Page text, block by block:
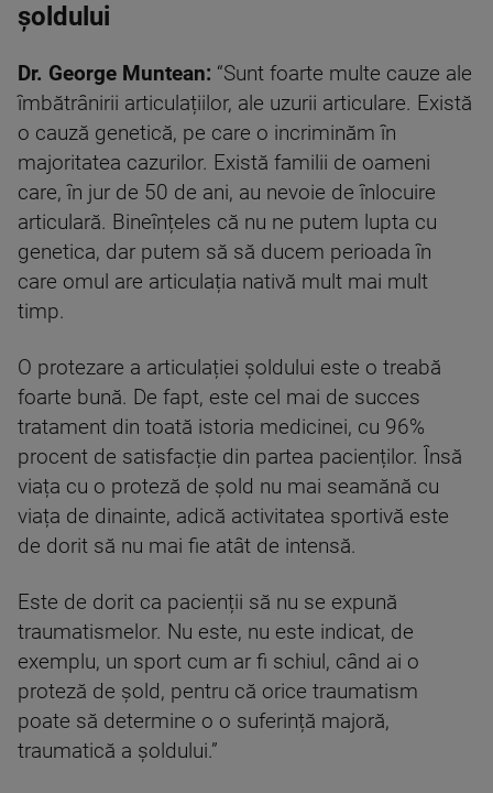
șoldului
Dr. George Muntean: “Sunt foarte multe cauze ale
îmbătrânirii articulațiilor, ale uzurii articulare. Există
o cauză genetică, pe care o incriminăm în
majoritatea cazurilor. Există familii de oameni
care, în jur de 50 de ani, au nevoie de înlocuire
articulară. Bineînțeles că nu ne putem lupta cu
genetica, dar putem să să ducem perioada în
care omul are articulația nativă mult mai mult
timp.
O protezare a articulației șoldului este o treabă
foarte bună. De fapt, este cel mai de succes
tratament din toată istoria medicinei, cu 96%
procent de satisfacție din partea pacienților. Însă
viața cu o proteză de șold nu mai seamănă cu
viața de dinainte, adică activitatea sportivă este
de dorit să nu mai fie atât de intensă.
Este de dorit ca pacienții să nu se expună
traumatismelor. Nu este, nu este indicat, de
exemplu, un sport cum ar fi schiul, când ai o
proteză de șold, pentru că orice traumatism
poate să determine o o suferință majoră,
traumatică a șoldului.”